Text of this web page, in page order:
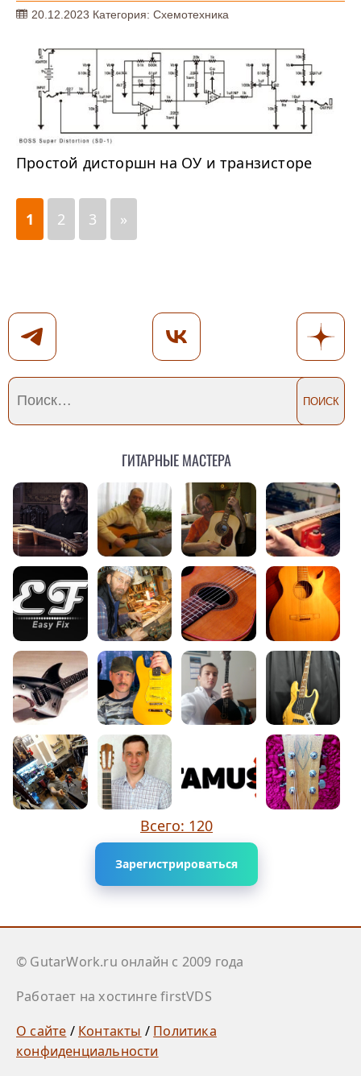
20.12.2023 Категория: Схемотехника
Простой дисторшн на ОУ и транзисторе
1 2 3 »
Гитарные мастера
Всего: 120
Зарегистрироваться
© GutarWork.ru онлайн c 2009 года
Работает на хостинге firstVDS
О сайте / Контакты / Политика
конфиденциальности